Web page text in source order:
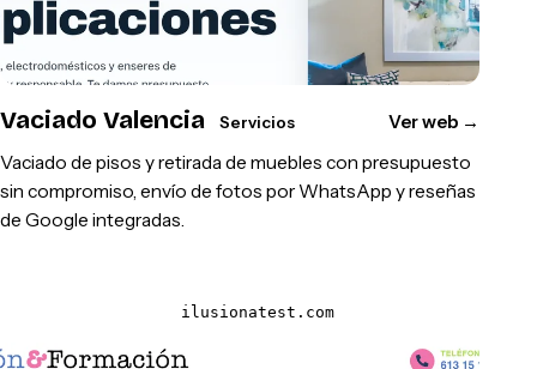
Vaciado Valencia Servicios Ver web →
Vaciado de pisos y retirada de muebles con presupuesto
sin compromiso, envío de fotos por WhatsApp y reseñas
de Google integradas.
ilusionatest.com